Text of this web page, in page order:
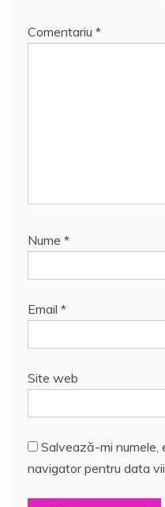
Comentariu *
Nume *
Email *
Site web
Salvează-mi numele,
navigator pentru data